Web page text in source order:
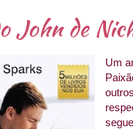
John de
Um